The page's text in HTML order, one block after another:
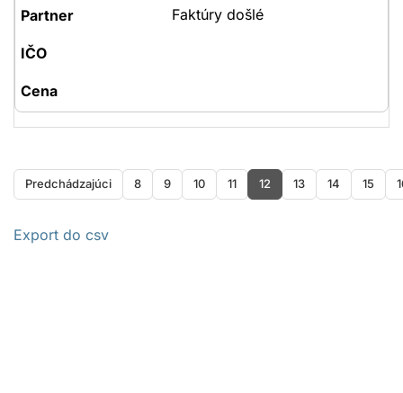
Faktúry došlé
Predchádzajúci 8 9 10 11 12 13 14 15
Export do csv